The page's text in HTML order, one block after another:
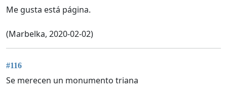
Me gusta está página.
(Marbelka, 2020-02-02)
#116
Se merecen un monumento triana